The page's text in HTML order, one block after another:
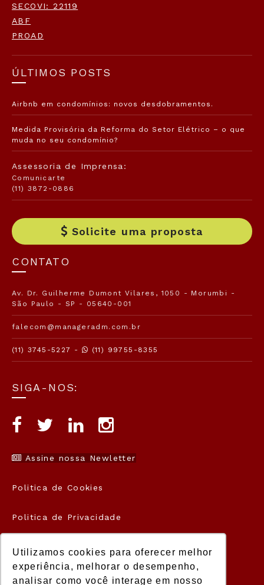
Utilizamos cookies para oferecer melhor
experiência, melhorar o desempenho,
analisar como você interage em nosso
SECOVI: 22119
ABF
PROAD
ÚLTIMOS POSTS
Airbnb em condomínios: novos desdobramentos.
Medida Provisória da Reforma do Setor Elétrico – o que
muda no seu condomínio?
Assessoria de Imprensa:
Comunicarte
(11) 3872-0886
Solicite uma proposta
CONTATO
Av. Dr. Guilherme Dumont Vilares, 1050 - Morumbi -
São Paulo - SP - 05640-001
falecom@manageradm.com.br
(11) 3745-5227 - (11) 99755-8355
SIGA-NOS:
Assine nossa Newletter
Politica de Cookies
Politica de Privacidade
Termos de Uso